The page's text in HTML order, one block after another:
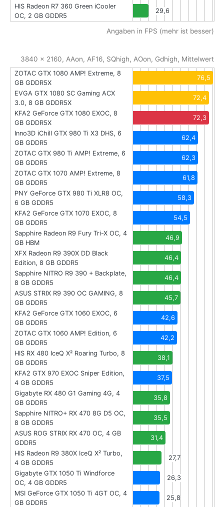
HIS Radeon R7 360 Green iCooler
OC, 2 GB GDDR5
29,6
Angaben in FPS (mehr ist besser)
3840 x 2160, AAon, AF16, SQhigh, AOon, Gdhigh, Mittelwert
ZOTAC GTX 1080 AMP! Extreme, 8
GB GDDR5X
76,5
EVGA GTX 1080 SC Gaming ACX
3.0, 8 GB GDDR5X
72,4
KFA2 GeForce GTX 1080 EXOC, 8
GB GDDR5X
72,3
Inno3D iChill GTX 980 Ti X3 DHS, 6
GB GDDR5
62,4
ZOTAC GTX 980 Ti AMP! Extreme, 6
GB GDDR5
62,3
ZOTAC GTX 1070 AMP! Extreme, 8
GB GDDR5
61,8
PNY GeForce GTX 980 Ti XLR8 OC,
6 GB GDDR5
58,3
KFA2 GeForce GTX 1070 EXOC, 8
GB GDDR5
54,5
Sapphire Radeon R9 Fury Tri-X OC, 4
GB HBM
46,9
XFX Radeon R9 390X DD Black
Edition, 8 GB GDDR5
46,4
Sapphire NITRO R9 390 + Backplate,
8 GB GDDR5
46,4
ASUS STRIX R9 390 OC GAMING, 8
GB GDDR5
45,7
KFA2 GeForce GTX 1060 EXOC, 6
GB GDDR5
42,6
ZOTAC GTX 1060 AMP! Edition, 6
GB GDDR5
42,2
HIS RX 480 IceQ X² Roaring Turbo, 8
GB GDDR5
38,1
KFA2 GTX 970 EXOC Sniper Edition,
4 GB GDDR5
37,5
Gigabyte RX 480 G1 Gaming 4G, 4
GB GDDR5
35,8
Sapphire NITRO+ RX 470 8G D5 OC,
8 GB GDDR5
35,5
ASUS ROG STRIX RX 470 OC, 4 GB
GDDR5
31,4
HIS Radeon R9 380X IceQ X² Turbo,
4 GB GDDR5
27,7
Gigabyte GTX 1050 Ti Windforce
OC, 4 GB GDDR5
26,3
MSI GeForce GTX 1050 Ti 4GT OC, 4
GB GDDR5
25,8